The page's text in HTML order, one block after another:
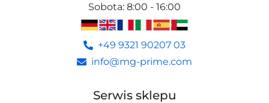
Sobota: 8:00 - 16:00
+49 9321 90207 03
info@mg-prime.com
Serwis sklepu